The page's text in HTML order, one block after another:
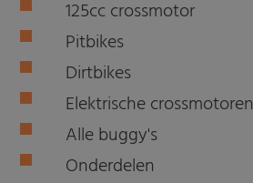
125cc crossmotor
Pitbikes
Dirtbikes
Elektrische crossmotoren
Alle buggy's
Onderdelen